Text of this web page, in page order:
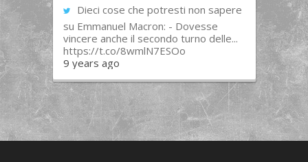
Dieci cose che potresti non sapere
su Emmanuel Macron: - Dovesse
vincere anche il secondo turno delle...
https://t.co/8wmlN7ESOo
9 years ago